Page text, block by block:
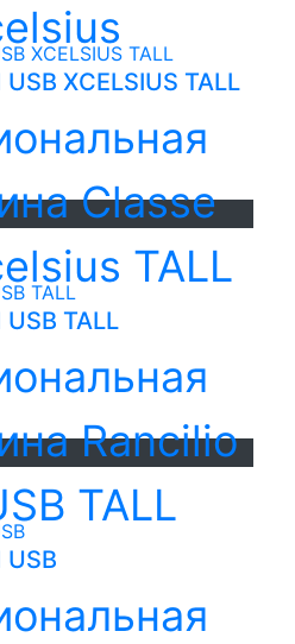
XCELSIUS TALL
Classe
TALL
TALL
Rancilio
TALL
USB